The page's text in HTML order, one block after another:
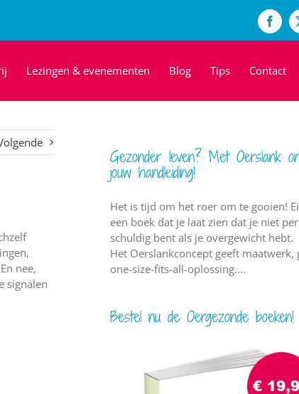
Lezingen & evenementen Blog Tips Contact
nee,
signalen
Gezonder leven? Met Oerslank
jouw handleiding!
Het is tijd om het roer om te gooien!
een boek dat je laat zien dat je niet
schuldig bent als je overgewicht hebt.
Het Oerslankconcept geeft maatwerk,
one-size-fits-all-oplossing....
Bestel nu de Oergezonde boeken!